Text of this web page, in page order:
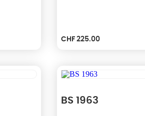
CHF 225.00
BS 1963